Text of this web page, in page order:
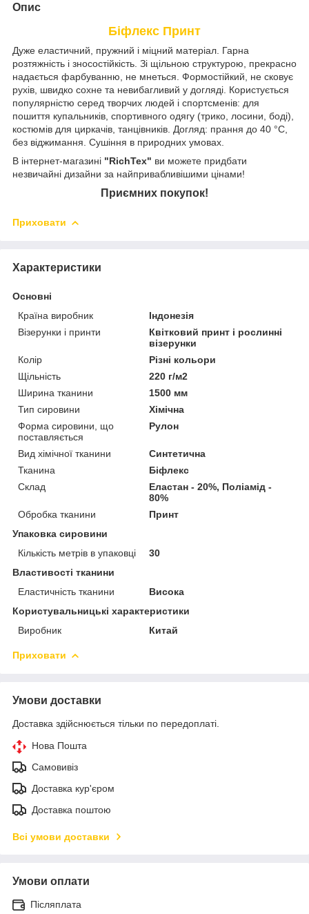
Опис
Біфлекс Принт
Дуже еластичний, пружний і міцний матеріал. Гарна
розтяжність і зносостійкість. Зі щільною структурою, прекрасно
надається фарбуванню, не мнеться. Формостійкий, не сковує
рухів, швидко сохне та невибагливий у догляді. Користується
популярністю серед творчих людей і спортсменів: для
пошиття купальників, спортивного одягу (трико, лосини, боді),
костюмів для циркачів, танцівників. Догляд: прання до 40 °C,
без віджимання. Сушіння в природних умовах.
В інтернет-магазині "RichTex" ви можете придбати
незвичайні дизайни за найпривабливішими цінами!
Приємних покупок!
Приховати
Характеристики
Основні
Країна виробник
Індонезія
Візерунки і принти
Квітковий принт і рослинні
візерунки
Колір
Різні кольори
Щільність
220 г/м2
Ширина тканини
1500 мм
Тип сировини
Хімічна
Форма сировини, що
поставляється
Рулон
Вид хімічної тканини
Синтетична
Тканина
Біфлекс
Склад
Еластан - 20%, Поліамід -
80%
Обробка тканини
Принт
Упаковка сировини
Кількість метрів в упаковці
30
Властивості тканини
Еластичність тканини
Висока
Користувальницькі характеристики
Виробник
Китай
Приховати
Умови доставки
Доставка здійснюється тільки по передоплаті.
Нова Пошта
Самовивіз
Доставка кур'єром
Доставка поштою
Всі умови доставки
Умови оплати
Післяплата